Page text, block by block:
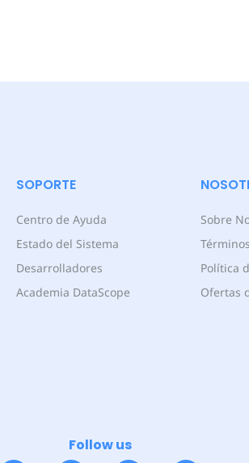
SOPORTE
Centro de Ayuda
Estado del Sistema
Desarrolladores
Academia DataScope
Sobre
Política
Ofertas
Follow us